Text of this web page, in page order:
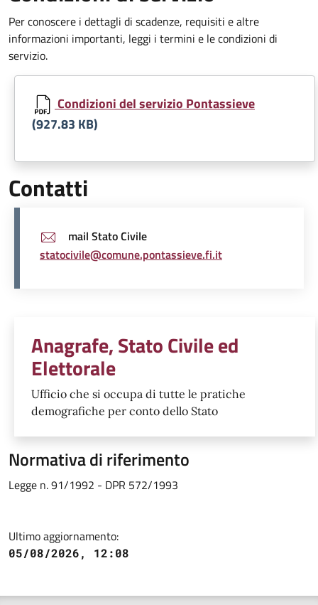
Per conoscere i dettagli di scadenze, requisiti e altre
informazioni importanti, leggi i termini e le condizioni di
servizio.
Document
Condizioni del servizio Pontassieve
(927.83 KB)
Contatti
mail Stato Civile
statocivile@comune.pontassieve.fi.it
Unità organizzativa
Anagrafe, Stato Civile ed
Elettorale
Ufficio che si occupa di tutte le pratiche
demografiche per conto dello Stato
Normativa di riferimento
Legge n. 91/1992 - DPR 572/1993
Ultimo aggiornamento:
05/08/2026, 12:08